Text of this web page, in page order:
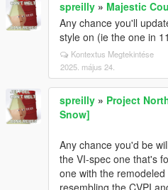
spreilly » Majestic
Any chance you'll
style on (ie the one in
Kontextus Megtekintése
2025. május 24.
spreilly » Project
Snow]
Any chance you'd be
the VI-spec one that's
one with the
resembling the CVPI